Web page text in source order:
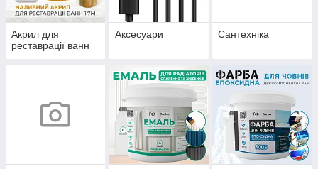
Акрил для
реставрації ванн
Аксесуари Сантехніка